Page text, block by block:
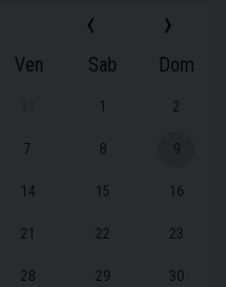
‹ ›
Ven Sab Dom
1 2
7 8 9
14 15 16
21 22 23
28 29 30